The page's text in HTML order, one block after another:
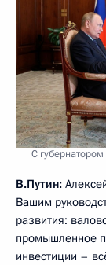
С
В.Путин:
Вашим
развития:
промышленное
инвестиции –